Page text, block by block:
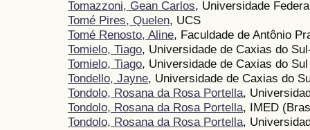
Tomazzoni, Gean Carlos, Universidade
Tomé Pires, Quelen, UCS
Tomé Renosto, Aline, Faculdade de Antônio
Tomielo, Tiago, Universidade de Caxias do
Tomielo, Tiago, Universidade de Caxias do Sul
Tondello, Jayne, Universidade de Caxias do
Tondolo, Rosana da Rosa Portella,
Tondolo, Rosana da Rosa Portella, IMED
Tondolo, Rosana da Rosa Portella,